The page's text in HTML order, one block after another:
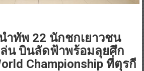
ำทัพ 22 นักชกเยาวชน
น บินลัดฟ้าพร้อมลุยศึก
Championship ที่ตุรกี